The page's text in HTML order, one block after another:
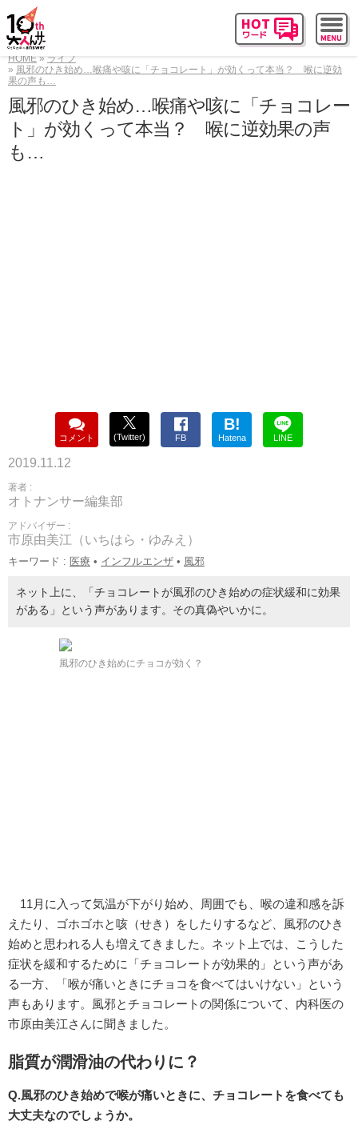
HOME
ライフ
風邪のひき始め…喉痛や咳に「チョコレート」が効くって本当？ 喉に逆効
果の声も…
風邪のひき始め…喉痛や咳に「チョコレー
ト」が効くって本当？ 喉に逆効果の声
も…
コメント (Twitter) FB
B!
Hatena LINE
2019.11.12
著者 :
オトナンサー編集部
アドバイザー :
市原由美江（いちはら・ゆみえ）
キーワード : 医療 • インフルエンザ • 風邪
ネット上に、「チョコレートが風邪のひき始めの症状緩和に効果
がある」という声があります。その真偽やいかに。
風邪のひき始めにチョコが効く？
11月に入って気温が下がり始め、周囲でも、喉の違和感を訴
えたり、ゴホゴホと咳（せき）をしたりするなど、風邪のひき
始めと思われる人も増えてきました。ネット上では、こうした
症状を緩和するために「チョコレートが効果的」という声があ
る一方、「喉が痛いときにチョコを食べてはいけない」という
声もあります。風邪とチョコレートの関係について、内科医の
市原由美江さんに聞きました。
脂質が潤滑油の代わりに？
Q.風邪のひき始めで喉が痛いときに、チョコレートを食べても
大丈夫なのでしょうか。